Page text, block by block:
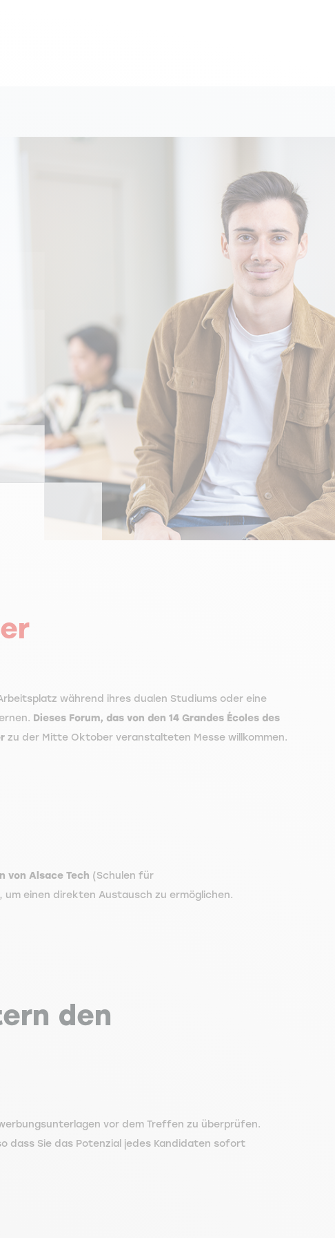
während ihres dualen Studiums oder eine
Dieses Forum, das von den 14 Grandes Écoles des
zu der Mitte Oktober veranstalteten Messe willkommen.
von Alsace Tech (Schulen für
einen direkten Austausch zu ermöglichen.
den
vor dem Treffen zu überprüfen.
dass Sie das Potenzial jedes Kandidaten sofort